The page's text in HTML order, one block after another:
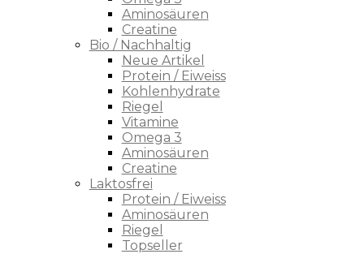
Aminosäuren
Creatine
Bio / Nachhaltig
Neue Artikel
Protein / Eiweiss
Kohlenhydrate
Riegel
Vitamine
Omega 3
Aminosäuren
Creatine
Laktosfrei
Protein / Eiweiss
Aminosäuren
Riegel
Topseller